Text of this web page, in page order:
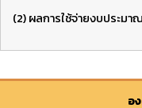
(2) ผลการใช้จ่ายงบประมา
อ